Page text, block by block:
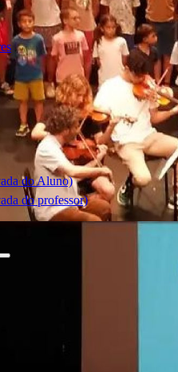
do Aluno)
do professor)